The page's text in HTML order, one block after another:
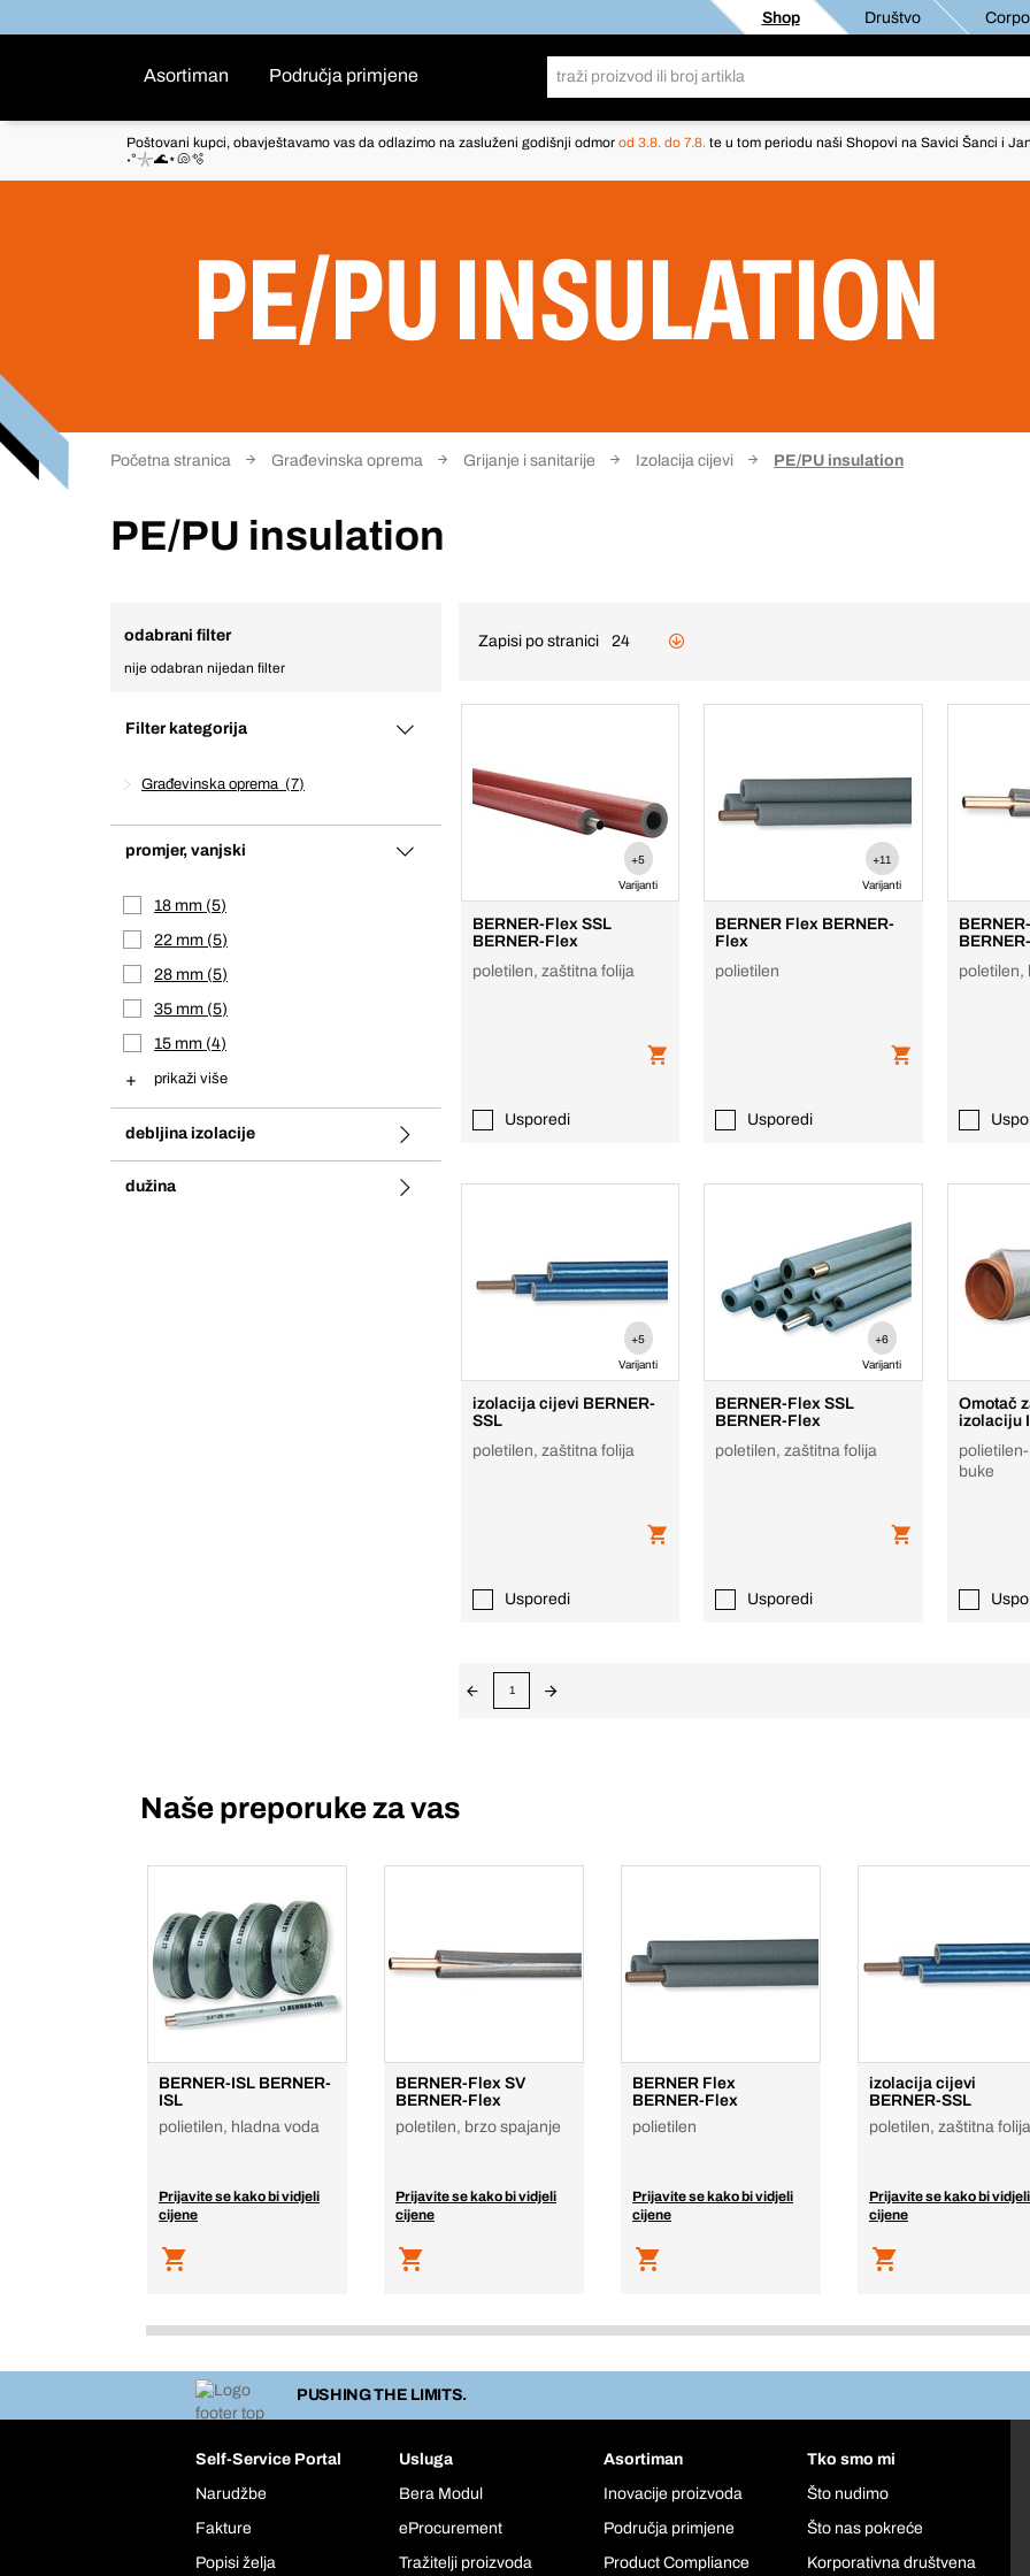
Shop Društvo
Asortiman Područja primjene
Poštovani kupci, obavještavamo vas da odlazimo na zasluženi godišnji odmor od 3.8. do 7.8. te u tom periodu naši Shopovi na Savici Šanci i
˖°𓇼🌊⋆🐚🫧
PE/PU INSULATION
Početna stranica Građevinska oprema Grijanje i sanitarije Izolacija cijevi PE/PU insulation
PE/PU insulation
odabrani filter
nije odabran nijedan filter
Filter kategorija
Građevinska oprema 7
promjer, vanjski
18 mm 5
22 mm 5
28 mm 5
35 mm 5
15 mm 4
prikaži više
debljina izolacije
dužina
Zapisi po stranici 24
+5
Varijanti
BERNER-Flex SSL
BERNER-Flex
poletilen, zaštitna folija
Usporedi
+11
Varijanti
BERNER Flex BERNER-
Flex
polietilen
Usporedi
poletilen,
+5
Varijanti
izolacija cijevi BERNER-
SSL
poletilen, zaštitna folija
Usporedi
+6
Varijanti
BERNER-Flex SSL
BERNER-Flex
poletilen, zaštitna folija
Usporedi
Omotač
izolaciju
buke
1
Naše preporuke za vas
BERNER-ISL BERNER-
ISL
polietilen, hladna voda
Prijavite se kako bi vidjeli
cijene
BERNER-Flex SV
BERNER-Flex
poletilen, brzo spajanje
Prijavite se kako bi vidjeli
cijene
BERNER Flex
BERNER-Flex
polietilen
Prijavite se kako bi vidjeli
cijene
izolacija cijevi
BERNER-SSL
poletilen, zaštitna folija
Prijavite se kako bi vidjeli
cijene
PUSHING THE LIMITS.
Self-Service Portal
Narudžbe
Fakture
Popisi želja
Usluga
Bera Modul
eProcurement
Tražitelji proizvoda
Asortiman
Inovacije proizvoda
Područja primjene
Product Compliance
Tko smo mi
Što nudimo
Što nas pokreće
Korporativna društvena